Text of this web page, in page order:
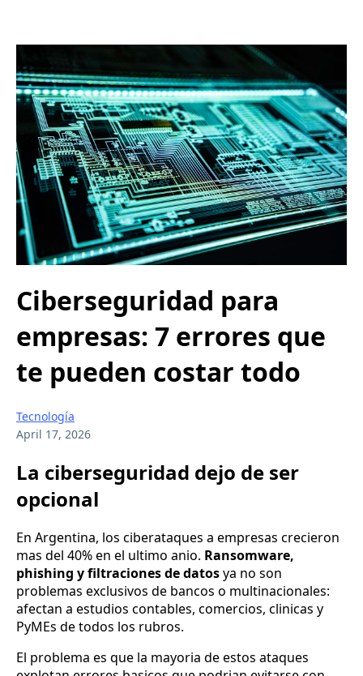
Ciberseguridad para
empresas: 7 errores que
te pueden costar todo
Tecnología
April 17, 2026
La ciberseguridad dejo de ser
opcional
En Argentina, los ciberataques a empresas crecieron
mas del 40% en el ultimo anio. Ransomware,
phishing y filtraciones de datosya no son
problemas exclusivos de bancos o multinacionales:
afectan a estudios contables, comercios, clinicas y
PyMEs de todos los rubros.
El problema es que la mayoria de estos ataques